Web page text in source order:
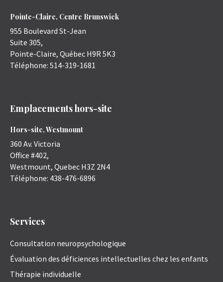
Pointe-Claire, Centre Brunswick
955 Boulevard St-Jean
Suite 305,
Pointe-Claire, Québec H9R 5K3
Téléphone: 514-319-1681
Emplacements hors-site
Hors-site, Westmount
360 Av. Victoria
Office #402,
Westmount, Quebec H3Z 2N4
Téléphone: 438-476-6896
Services
Consultation neuropsychologique
Évaluation des déficiences intellectuelles chez les enfants
Thérapie individuelle